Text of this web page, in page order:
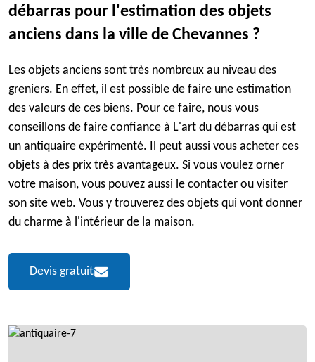
débarras pour l'estimation des objets
anciens dans la ville de Chevannes ?
Les objets anciens sont très nombreux au niveau des
greniers. En effet, il est possible de faire une estimation
des valeurs de ces biens. Pour ce faire, nous vous
conseillons de faire confiance à L'art du débarras qui est
un antiquaire expérimenté. Il peut aussi vous acheter ces
objets à des prix très avantageux. Si vous voulez orner
votre maison, vous pouvez aussi le contacter ou visiter
son site web. Vous y trouverez des objets qui vont donner
du charme à l'intérieur de la maison.
Devis gratuit